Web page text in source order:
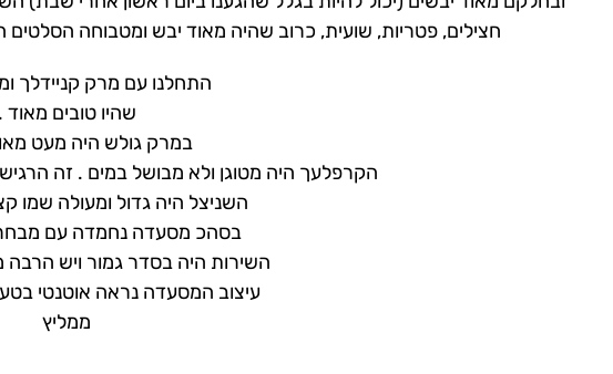
חצילים, פטריות, שועית, כרוב שהיה מאוד יבש ומטבוחה
התחלנו עם מרק קניידלך
שהיו טובים מאוד .
במרק גולש היה מעט
הקרפלעך היה מטוגן ולא מבושל במים . זה
השניצל היה גדול ומעולה שמו
בסהכ מסעדה נחמדה עם
השירות היה בסדר גמור ויש
עיצוב המסעדה נראה אוטנטי
ממליץ